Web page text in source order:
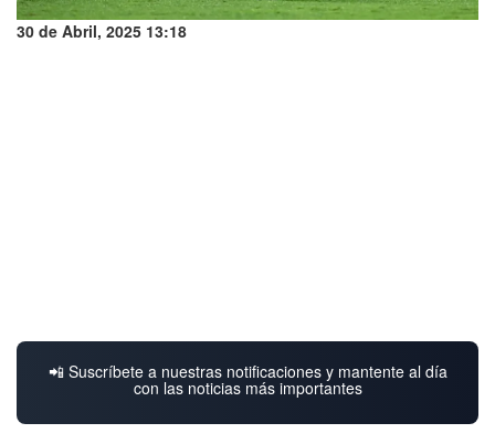
30 de Abril, 2025 13:18
📲 Suscríbete a nuestras notificaciones y mantente al día
con las noticias más importantes